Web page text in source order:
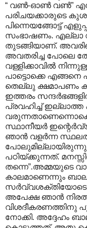
“ വണ്‍-ഓണ്‍ വണ്‍”
പരിചയക്കാരുടെ
പിന്നെയങ്ങോട്ട്
സംഭാഷണം. എല്ലാ
തുടങ്ങിയാണ്.
അവതരിച്ച പോലെ
വള്ളിക്കാവില്‍
പാട്ടൊക്കെ എങ്ങനെ
തെല്ലു ക്ഷമാപണം
ഇത്തരം
പ്രവഹിച്ച് ഇല്ലാത്ത
സ്ഥാനീയര്‍
ഞാന്‍ വളര്‍ന്ന
പോലുമില്ലായിരുന്നു.
പഠിയ്ക്കുന്നത്.
തന്നെ”.‍അമ്മയുടെ
കാലമാണെന്നും
അപേക്ഷ ഞാന്‍
വിശദീകരണത്തിനു‍
നോക്കി. അദ്ദേഹം